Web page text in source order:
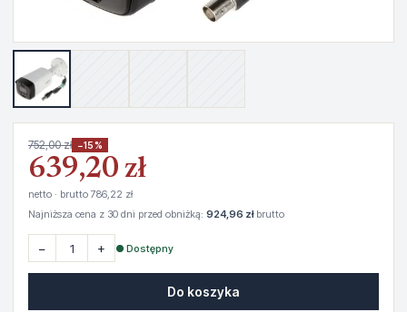
752,00 zł −15%
639,20 zł
netto · brutto 786,22 zł
Najniższa cena z 30 dni przed obniżką: 924,96 złbrutto
− + ● Dostępny
Do koszyka